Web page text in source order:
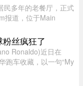
民多年的老餐厅，正式
报道，位于Main
束营业。Maki Zushi
30 ...
丝疯狂了
Ronaldo)近日在
跑车收藏，以一句“My